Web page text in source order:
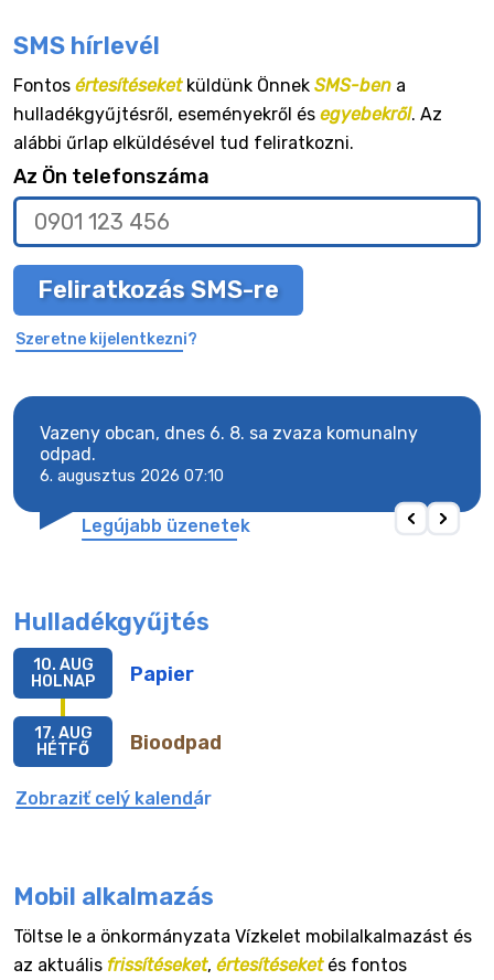
SMS hírlevél
Fontos értesítéseketküldünk Önnek SMS-ben a
hulladékgyűjtésről, eseményekről és egyebekről. Az
alábbi űrlap elküldésével tud feliratkozni.
Az Ön telefonszáma
Feliratkozás SMS-re
Szeretne kijelentkezni?
Vazeny obcan, dnes 6. 8. sa zvaza komunalny
odpad.
6. augusztus 2026 07:10
Legújabb üzenetek
Hulladékgyűjtés
Papier
10. AUG
HOLNAP
Bioodpad
17. AUG
HÉTFŐ
Zobraziť celý kalendár
Mobil alkalmazás
Töltse le a önkormányzata Vízkelet mobilalkalmazást és
az aktuális frissítéseket, értesítéseketés fontos